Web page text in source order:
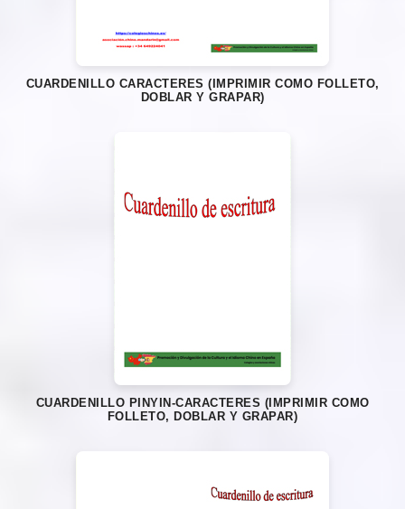
CUARDENILLO CARACTERES (IMPRIMIR COMO FOLLETO,
DOBLAR Y GRAPAR)
CUARDENILLO PINYIN-CARACTERES (IMPRIMIR COMO
FOLLETO, DOBLAR Y GRAPAR)